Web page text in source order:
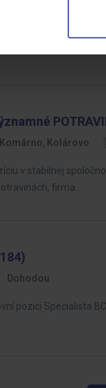
kteří se
Komárno, Kolárovo
v stabilnej
firma…
Dohodou
pozici Specialista